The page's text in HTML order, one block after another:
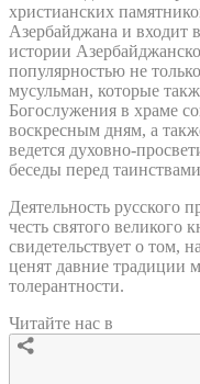
христианских
Азербайджана и входит
истории
популярностью не
мусульман, которые
Богослужения в храме
воскресным дням, а
ведется духовно-
беседы перед
Деятельность русского
честь святого великого
свидетельствует о том,
ценят давние традиции
толерантности.
Читайте нас в